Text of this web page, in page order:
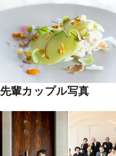
先輩カップル写真